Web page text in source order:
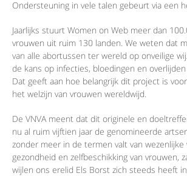
Ondersteuning in vele talen gebeurt via een
Jaarlijks stuurt Women on Web meer dan
vrouwen uit ruim 130 landen. We weten dat
van alle abortussen ter wereld op onveilige
de kans op infecties, bloedingen en
Dat geeft aan hoe belangrijk dit project is
het welzijn van vrouwen wereldwijd.
De VNVA meent dat dit originele en
nu al ruim vijftien jaar de genomineerde
zonder meer in de termen valt van wezenlijke
gezondheid en zelfbeschikking van vrouwen,
wijlen ons erelid Els Borst zich steeds heeft